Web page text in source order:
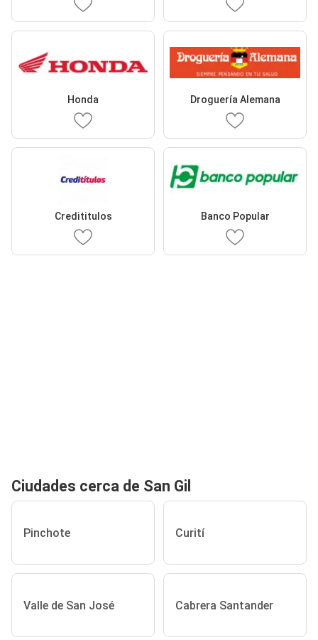
Honda Droguería Alemana
Credititulos Banco Popular
Ciudades cerca de San Gil
Pinchote Curití
Valle de San José Cabrera Santander